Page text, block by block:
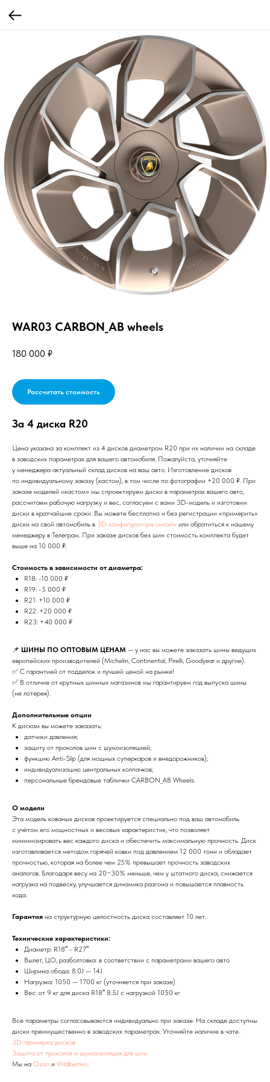
WAR03 CARBON_AB wheels
180 000 ₽
Рассчитать стоимость
За 4 диска R20
Цена указана за комплект из 4 дисков диаметром R20 при их наличии на складе
в заводских параметрах для вашего автомобиля. Пожалуйста, уточняйте
у менеджера актуальный склад дисков на ваш авто. Изготовление дисков
по индивидуальному заказу (кастом), в том числе по фотографии +20 000 ₽. При
заказе моделей «кастом» мы спроектируем диски в параметрах вашего авто,
рассчитаем рабочую нагрузку и вес, согласуем с вами 3D-модель и изготовим
диски в кратчайшие сроки. Вы можете бесплатно и без регистрации «примерить»
диски на свой автомобиль в 3D-конфигураторе онлайн или обратиться к нашему
менеджеру в Телеграм. При заказе дисков без шин стоимость комплекта будет
выше на 10 000 ₽.
Стоимость в зависимости от диаметра:
R18: -10 000 ₽
R19: -5 000 ₽
R21: +10 000 ₽
R22: +20 000 ₽
R23: +40 000 ₽
📌 ШИНЫ ПО ОПТОВЫМ ЦЕНАМ — у нас вы можете заказать шины ведущих
европейских производителей (Michelin, Continental, Pirelli, Goodyear и другие).
✅ С гарантией от подделок и лучшей ценой на рынке!
✅ В отличие от крупных шинных магазинов мы гарантируем год выпуска шины
(не лотерея).
Дополнительные опции
К дискам вы можете заказать:
датчики давления;
защиту от проколов шин с шумоизоляцией;
функцию Anti-Slip (для мощных суперкаров и внедорожников);
индивидуализацию центральных колпачков;
персональные брендовые таблички CARBON_AB Wheels.
О модели
Эта модель кованых дисков проектируется специально под ваш автомобиль
с учётом его мощностных и весовых характеристик, что позволяет
минимизировать вес каждого диска и обеспечить максимальную прочность. Диск
изготавливается методом горячей ковки под давлением 12 000 тонн и обладает
прочностью, которая на более чем 25% превышает прочность заводских
аналогов. Благодаря весу на 20−30% меньше, чем у штатного диска, снижается
нагрузка на подвеску, улучшается динамика разгона и повышается плавность
хода.
Гарантия на структурную целостность диска составляет 10 лет.
Технические характеристики:
Диаметр: R18″ - R27″
Вылет, ЦО, разболтовка: в соответствии с параметрами вашего авто
Ширина обода: 8.0J — 14J
Нагрузка: 1050 — 1700 кг (уточняется при заказе)
Вес: от 9 кг для диска R18″ 8.5J с нагрузкой 1050 кг
Все параметры согласовываются индивидуально при заказе. На складе доступны
диски преимущественно в заводских параметрах. Уточняйте наличие в чате.
3D-примерка дисков
Защита от проколов и шумоизоляция для шин
Мы на Ozon и Wildberries.